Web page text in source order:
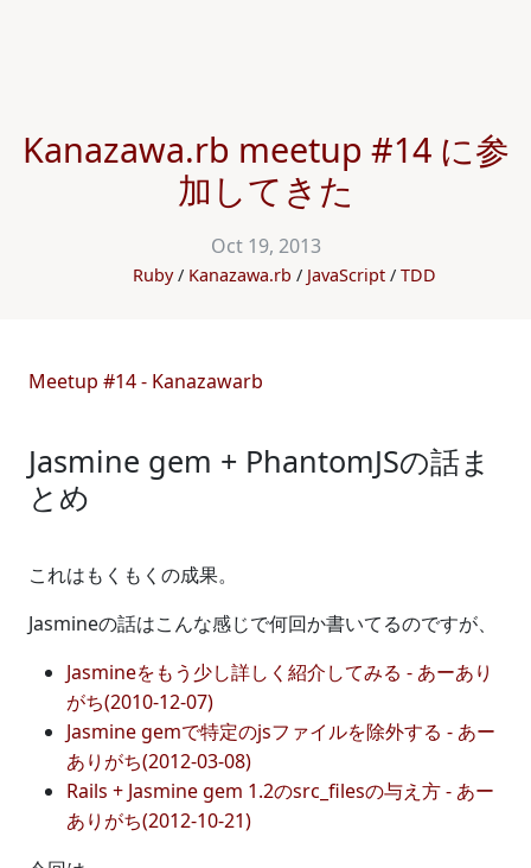
Kanazawa.rb meetup #14 に参
加してきた
Oct 19, 2013
Ruby Kanazawa.rb JavaScript TDD
Meetup #14 - Kanazawarb
Jasmine gem + PhantomJSの話ま
とめ
これはもくもくの成果。
Jasmineの話はこんな感じで何回か書いてるのですが、
Jasmineをもう少し詳しく紹介してみる - あーあり
がち(2010-12-07)
Jasmine gemで特定のjsファイルを除外する - あー
ありがち(2012-03-08)
Rails + Jasmine gem 1.2のsrc_filesの与え方 - あー
ありがち(2012-10-21)